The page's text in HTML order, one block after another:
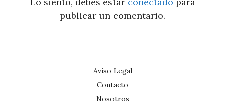
publicar un comentario.
Aviso Legal
Contacto
Nosotros